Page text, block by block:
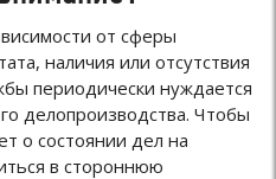
от сферы
наличия или отсутствия
периодически нуждается
делопроизводства. Чтобы
о состоянии дел на
в стороннюю